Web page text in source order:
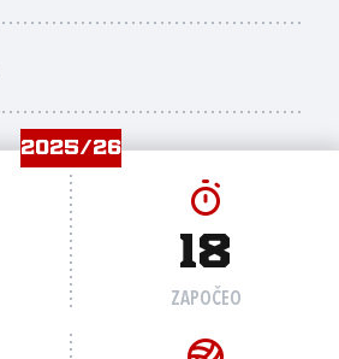
2025/26
18
ZAPOČEO